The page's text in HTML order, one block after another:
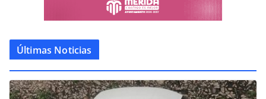
Últimas Noticias